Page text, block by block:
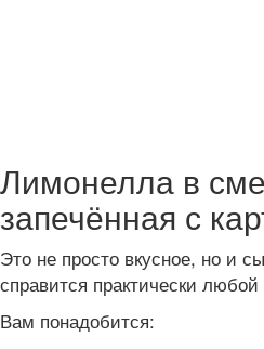
Лимонелла в
запечённая с
Это не просто вкусное, но и
справится практически
Вам понадобится: